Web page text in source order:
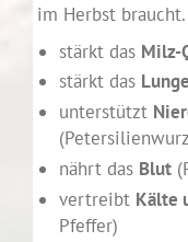
im Herbst braucht.
stärkt das Milz-
stärkt das
unterstützt
nährt das Blut
vertreibt Kälte
Pfeffer)